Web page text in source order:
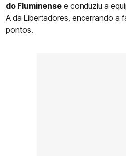
do Fluminense e conduziu a
A da Libertadores, encerrando a
pontos.